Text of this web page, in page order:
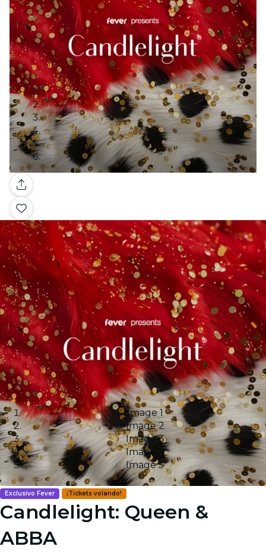
Galería
Image 1
Image 2
Image 3
Image 4
Image 5
Exclusivo Fever ¡Tickets volando!
Candlelight: Queen &
ABBA